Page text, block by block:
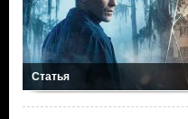
Статья